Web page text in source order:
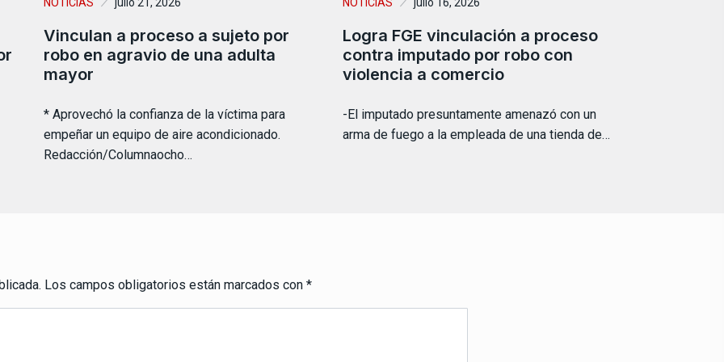
Vinculan a proceso a sujeto por
robo en agravio de una adulta
mayor
* Aprovechó la confianza de la víctima para
empeñar un equipo de aire acondicionado.
Redacción/Columnaocho…
Logra FGE vinculación a proceso
contra imputado por robo con
violencia a comercio
-El imputado presuntamente amenazó con un
arma de fuego a la empleada de una tienda de…
Los campos obligatorios están marcados con *